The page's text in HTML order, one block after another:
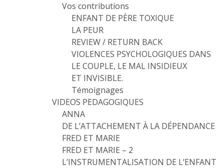
Vos contributions
ENFANT DE PÈRE TOXIQUE
LA PEUR
REVIEW / RETURN BACK
VIOLENCES PSYCHOLOGIQUES DANS
LE COUPLE, LE MAL INSIDIEUX
ET INVISIBLE.
Témoignages
VIDEOS PEDAGOGIQUES
ANNA
DE L’ATTACHEMENT À LA DÉPENDANCE
FRED ET MARIE
FRED ET MARIE – 2
L’INSTRUMENTALISATION DE L’ENFANT